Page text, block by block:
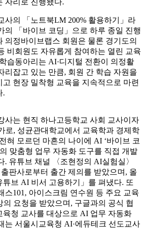
사의 「노트북LM 200% 활용하기」라
의 「바이브 코딩」으로 하루 종일 진행
의정바이브랩스 회원은 물론 경기도의
비회원도 자유롭게 참여하는 열린 교육
습동아리는 AI·디지털 전환이 의정활
리잡고 있는 만큼, 회원 간 학습 자원을
현장 밀착형 교육을 지속적으로 마련
.
사는 현직 하나고등학교 사회 교사이자
로, 성균관대학교에서 교육학과 경제학
혀 모르던 마흔의 나이에 AI ‘바이브 코
맞춤형 업무 자동화 도구를 직접 개발
. 유튜브 채널 〈조현정의 AI실험실〉
판사로부터 출간 제의를 받았으며, 올
브 AI 비서 고용하기」를 펴냈다. 또
스101, 아이스크림 연수원 등 주요 교육
요청을 받았으며, 구글과의 공식 협
육청 교사를 대상으로 AI 업무 자동화
는 서울시교육청 AI·에듀테크 선도교사